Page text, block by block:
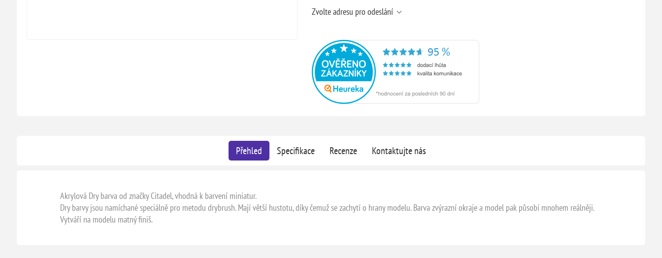
Zvolte adresu pro odeslání
Přehled Specifikace Recenze Kontaktujte nás
Akrylová Dry barva od značky Citadel, vhodná k barvení miniatur.
Dry barvy jsou namíchané speciálně pro metodu drybrush. Mají větší hustotu, díky čemuž se zachytí o hrany modelu. Barva zvýrazní okraje a model pak působí mnohem reálněji.
Vytváří na modelu matný finiš.